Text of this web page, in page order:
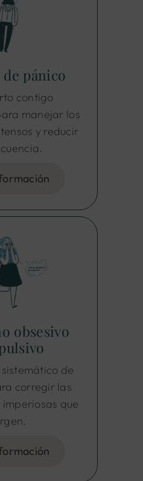
de pánico
contigo
manejar los
y reducir
obsesivo
de
corregir las
que